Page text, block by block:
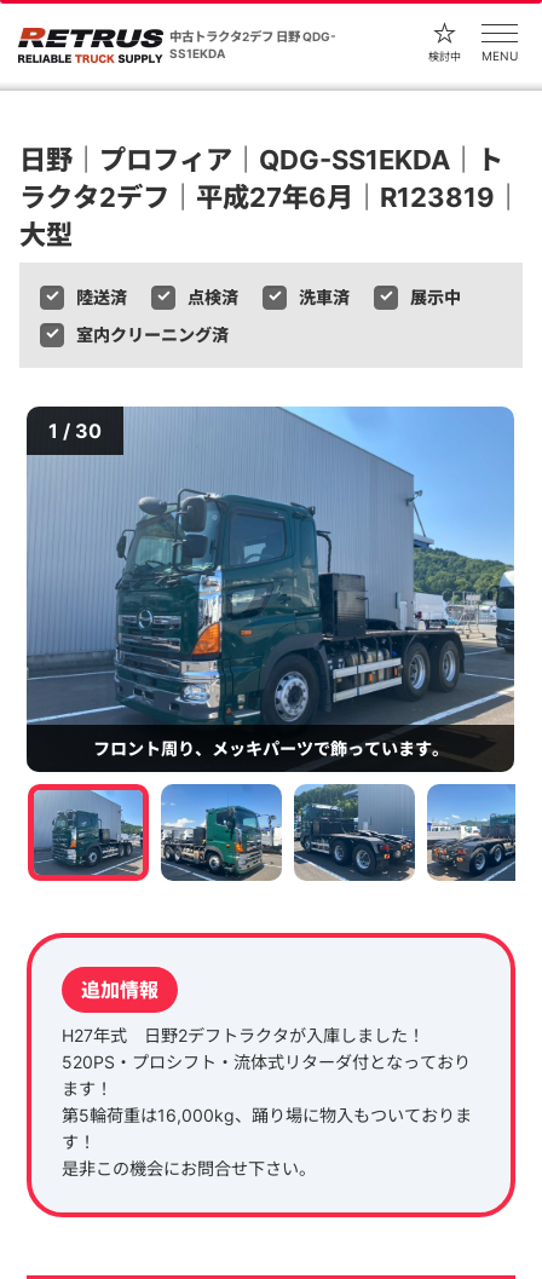
中古トラクタ2デフ 日野 QDG-
SS1EKDA
検討中 MENU
日野｜プロフィア｜QDG-SS1EKDA｜ト
ラクタ2デフ｜平成27年6月｜R123819｜
大型
陸送済 点検済 洗車済
展示中
室内クリーニング済
1 / 30
フロント周り、メッキパーツで飾っています。
追加情報
H27年式 日野2デフトラクタが入庫しました！
520PS・プロシフト・流体式リターダ付となっており
ます！
第5輪荷重は16,000kg、踊り場に物入もついておりま
す！
是非この機会にお問合せ下さい。